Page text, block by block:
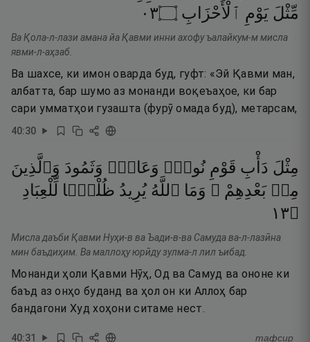
مِّثْلَ يَوْمِ ٱلْأَحْزَابِ ۝٣٠
Ва Қола-л-лази амана йа Қавми инни ахофу ъалайкум-м мисла
явми-л-аҳзаб.
Ва шахсе, ки имон оварда буд, гуфт: «Эй Қавми ман,
албатта, бар шумо аз монанди воқеъаҳое, ки бар
сари умматҳои гузашта (фурӯ омада буд), метарсам,
40:30
مِثْلَ دَأْبِ قَوْمِ نُوحٍۢ وَعَادٍۢ وَثَمُودَ وَٱلَّذِينَ
مِنۢ بَعْدِهِمْ ۚ وَمَا ٱللَّهُ يُرِيدُ ظُلْمًۭا لِّلْعِبَادِ
۝٣١
Мисла даъби Қавми Нуҳи-в ва Ъади-в-ва Самуда ва-л-лазӣна
мин баъдиҳим. Ва маллоҳу юрӣду зулма-л лил ъибад.
Монанди ҳоли Қавми Нӯҳ, Од ва Самуд ва ононе ки
баъд аз онҳо буданд ва ҳол он ки Аллоҳ бар
бандагони Худ хоҳони ситаме нест.
40:31 тафсир